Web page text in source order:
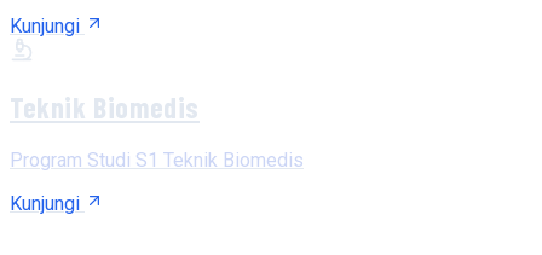
Kunjungi
Teknik Biomedis
Program Studi S1 Teknik Biomedis
Kunjungi